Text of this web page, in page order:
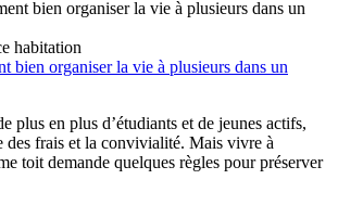
habitation
bien organiser la vie à plusieurs dans un
plus en plus d’étudiants et de jeunes actifs,
des frais et la convivialité. Mais vivre à
toit demande quelques règles pour préserver